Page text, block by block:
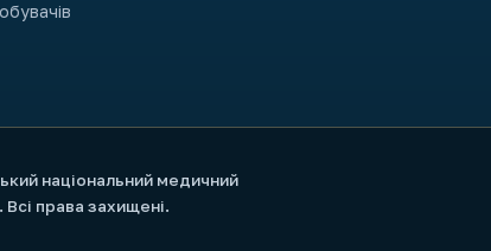
національний медичний
Всі права захищені.